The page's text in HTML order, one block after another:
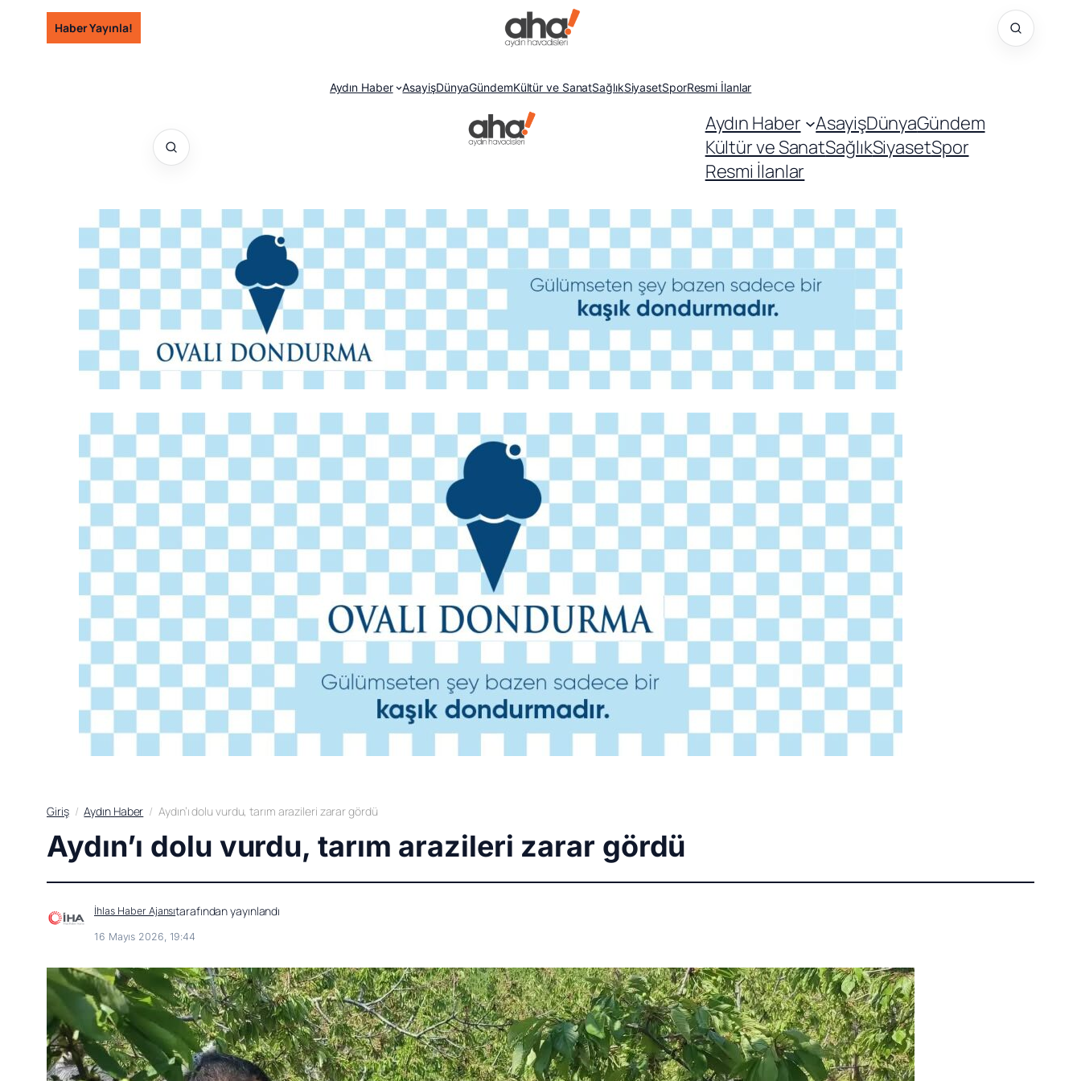
İçeriğeHaber Yayınla!
Aydın Haber AsayişDünyaGündemKültür ve SanatSağlıkSiyasetSporResmi İlanlar
Aydın Haber AsayişDünyaGündem
Kültür ve SanatSağlıkSiyasetSpor
Resmi İlanlar
Giriş Aydın Haber Aydın’ı dolu vurdu, tarım arazileri zarar gördü
Aydın’ı dolu vurdu, tarım arazileri zarar gördü
İhlas Haber Ajansıtarafından yayınlandı
16 Mayıs 2026, 19:44